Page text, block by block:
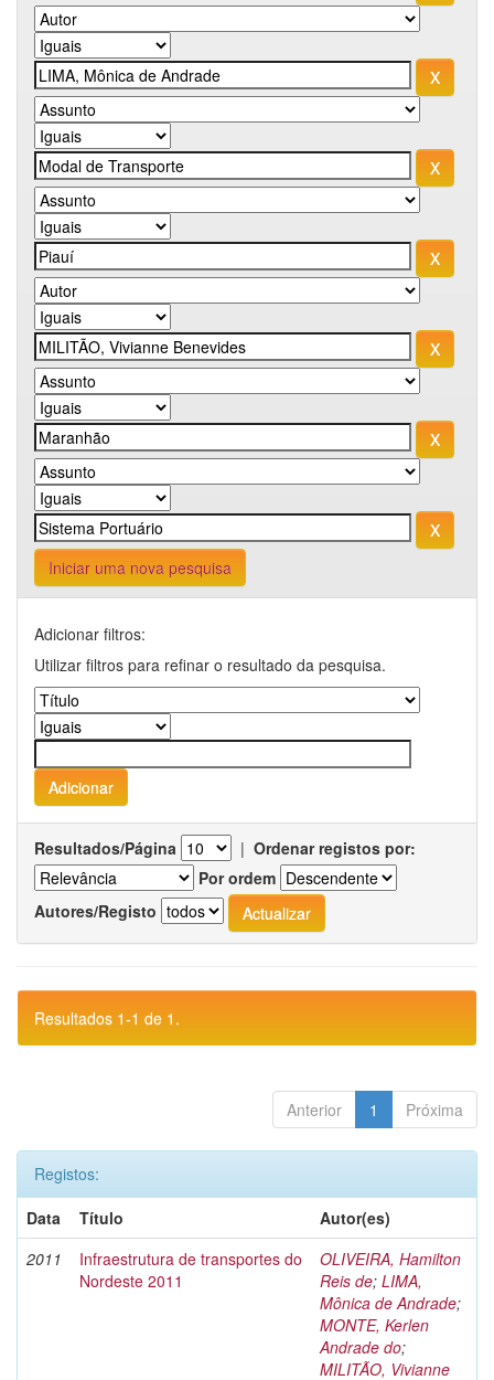
Iniciar uma nova pesquisa
Adicionar filtros:
Utilizar filtros para refinar o resultado da pesquisa.
Resultados/Página | Ordenar registos por:
Por ordem
Autores/Registo
Resultados 1-1 de 1.
Anterior 1 Próxima
Registos:
Data
Título
Autor(es)
2011
Infraestrutura de transportes do
Nordeste 2011
OLIVEIRA, Hamilton
Reis de; LIMA,
Mônica de Andrade;
MONTE, Kerlen
Andrade do;
MILITÃO, Vivianne